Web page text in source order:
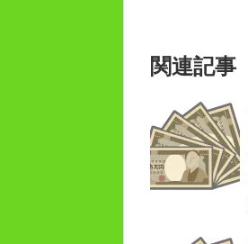
関連記事